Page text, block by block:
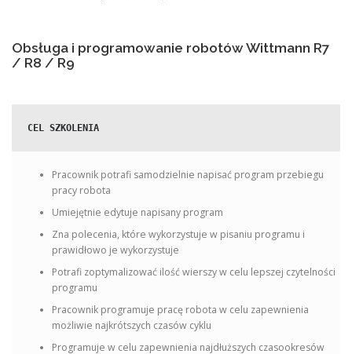
Obsługa i programowanie robotów Wittmann R7
/ R8 / R9
CEL SZKOLENIA
Pracownik potrafi samodzielnie napisać program przebiegu
pracy robota
Umiejętnie edytuje napisany program
Zna polecenia, które wykorzystuje w pisaniu programu i
prawidłowo je wykorzystuje
Potrafi zoptymalizować ilość wierszy w celu lepszej czytelności
programu
Pracownik programuje pracę robota w celu zapewnienia
możliwie najkrótszych czasów cyklu
Programuje w celu zapewnienia najdłuższych czasookresów